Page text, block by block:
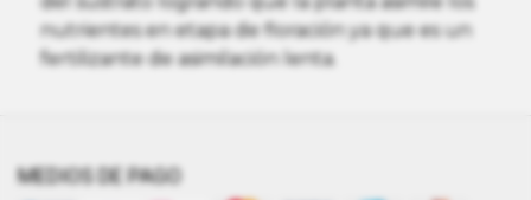
nutrientes en etapa de floración ya que es un
fertilizante de asimilación lenta.
MEDIOS DE PAGO